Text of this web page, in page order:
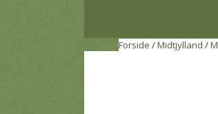
Forside /Midtjylland /